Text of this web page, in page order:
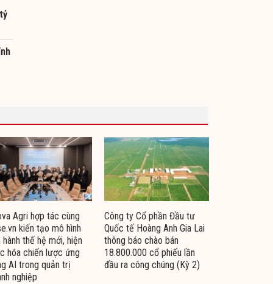
Agri hợp tác cùng
kiến tạo mô hình
hành thế hệ mới, hiện
hóa chiến lược ứng
AI trong quản trị
nghiệp
Công ty Cổ phần Đầu tư
Quốc tế Hoàng Anh Gia Lai
thông báo chào bán
18.800.000 cổ phiếu lần
đầu ra công chúng (Kỳ 2)